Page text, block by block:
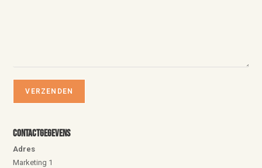
Contactgegevens
Adres
Marketing 1